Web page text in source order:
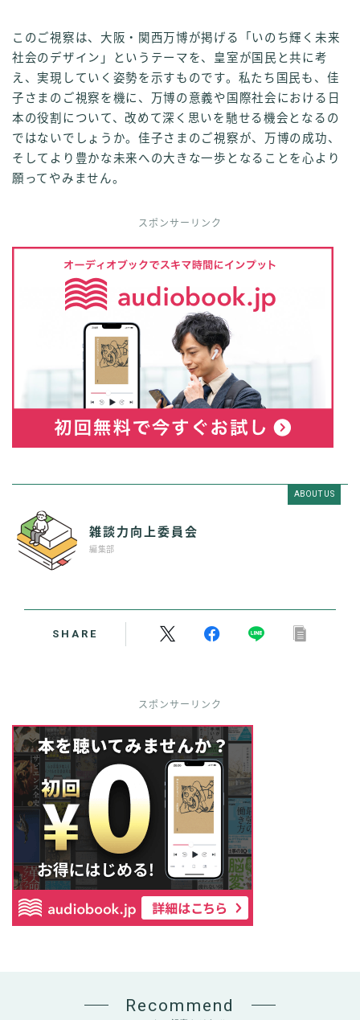
このご視察は、大阪・関西万博が掲げる「いのち輝く未来
社会のデザイン」というテーマを、皇室が国民と共に考
え、実現していく姿勢を示すものです。私たち国民も、佳
子さまのご視察を機に、万博の意義や国際社会における日
本の役割について、改めて深く思いを馳せる機会となるの
ではないでしょうか。佳子さまのご視察が、万博の成功、
そしてより豊かな未来への大きな一歩となることを心より
願ってやみません。
スポンサーリンク
ABOUT US
雑談力向上委員会
編集部
SHARE
スポンサーリンク
Recommend